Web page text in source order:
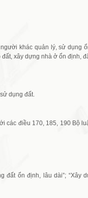
khác quản lý, sử dụng
xây dựng nhà ở ổn định,
dụng đất.
các điều 170, 185, 190 Bộ
đất ổn định, lâu dài”; “Xây